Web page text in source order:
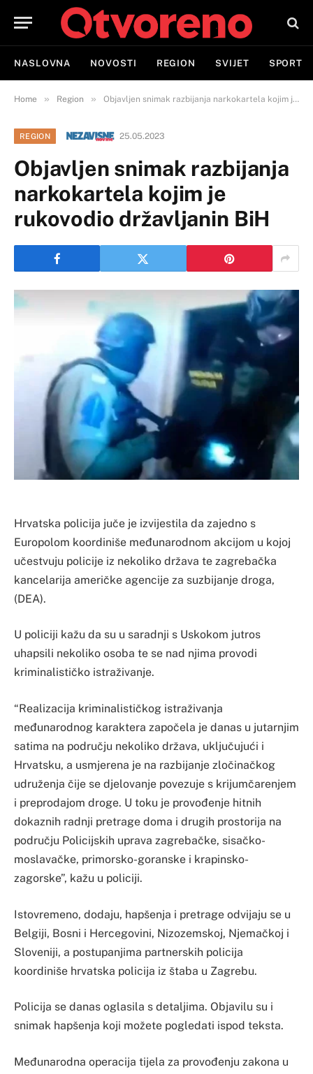
NASLOVNA NOVOSTI REGION SVIJET SPORT
Home » Region » Objavljen snimak razbijanja narkokartela kojim je rukovodio državljanin BiH
REGION 25.05.2023
Objavljen snimak razbijanja
narkokartela kojim je
rukovodio državljanin BiH
Hrvatska policija juče je izvijestila da zajedno s
Europolom koordiniše međunarodnom akcijom u kojoj
učestvuju policije iz nekoliko država te zagrebačka
kancelarija američke agencije za suzbijanje droga,
(DEA).
U policiji kažu da su u saradnji s Uskokom jutros
uhapsili nekoliko osoba te se nad njima provodi
kriminalističko istraživanje.
“Realizacija kriminalističkog istraživanja
međunarodnog karaktera započela je danas u jutarnjim
satima na području nekoliko država, uključujući i
Hrvatsku, a usmjerena je na razbijanje zločinačkog
udruženja čije se djelovanje povezuje s krijumčarenjem
i preprodajom droge. U toku je provođenje hitnih
dokaznih radnji pretrage doma i drugih prostorija na
području Policijskih uprava zagrebačke, sisačko-
moslavačke, primorsko-goranske i krapinsko-
zagorske”, kažu u policiji.
Istovremeno, dodaju, hapšenja i pretrage odvijaju se u
Belgiji, Bosni i Hercegovini, Nizozemskoj, Njemačkoj i
Sloveniji, a postupanjima partnerskih policija
koordiniše hrvatska policija iz štaba u Zagrebu.
Policija se danas oglasila s detaljima. Objavilu su i
snimak hapšenja koji možete pogledati ispod teksta.
Međunarodna operacija tijela za provođenju zakona u